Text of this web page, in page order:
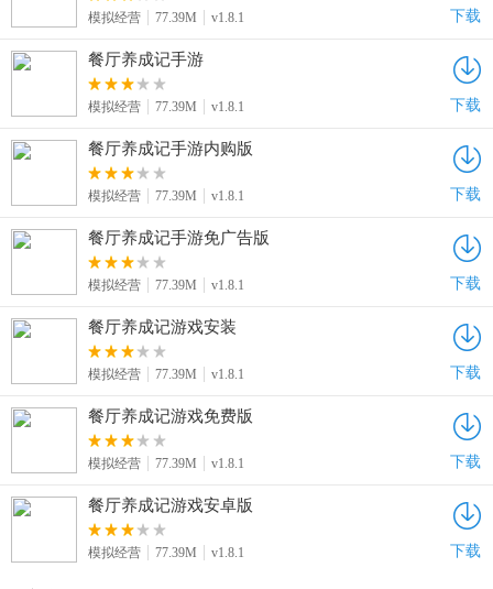
模拟经营 77.39M v1.8.1 下载
餐厅养成记手游
模拟经营 77.39M v1.8.1 下载
餐厅养成记手游内购版
模拟经营 77.39M v1.8.1 下载
餐厅养成记手游免广告版
模拟经营 77.39M v1.8.1 下载
餐厅养成记游戏安装
模拟经营 77.39M v1.8.1 下载
餐厅养成记游戏免费版
模拟经营 77.39M v1.8.1 下载
餐厅养成记游戏安卓版
模拟经营 77.39M v1.8.1 下载